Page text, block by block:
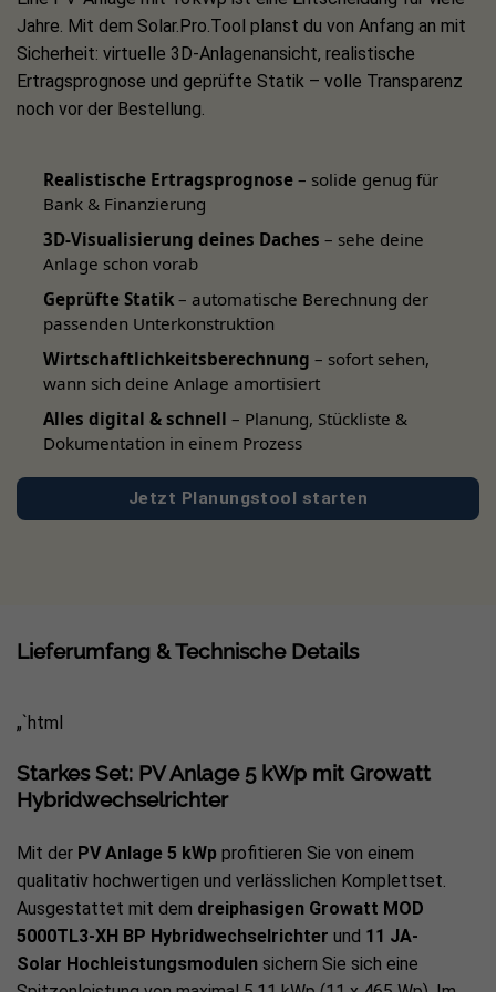
Jahre. Mit dem Solar.Pro.Tool planst du von Anfang an mit
Sicherheit: virtuelle 3D-Anlagenansicht, realistische
Ertragsprognose und geprüfte Statik – volle Transparenz
noch vor der Bestellung.
Realistische Ertragsprognose – solide genug für
Bank & Finanzierung
3D-Visualisierung deines Daches – sehe deine
Anlage schon vorab
Geprüfte Statik – automatische Berechnung der
passenden Unterkonstruktion
Wirtschaftlichkeitsberechnung – sofort sehen,
wann sich deine Anlage amortisiert
Alles digital & schnell – Planung, Stückliste &
Dokumentation in einem Prozess
Jetzt Planungstool starten
Lieferumfang & Technische Details
„`html
Starkes Set: PV Anlage 5 kWp mit Growatt
Hybridwechselrichter
Mit der PV Anlage 5 kWp profitieren Sie von einem
qualitativ hochwertigen und verlässlichen Komplettset.
Ausgestattet mit dem dreiphasigen Growatt MOD
5000TL3-XH BP Hybridwechselrichter und 11 JA-
Solar Hochleistungsmodulen sichern Sie sich eine